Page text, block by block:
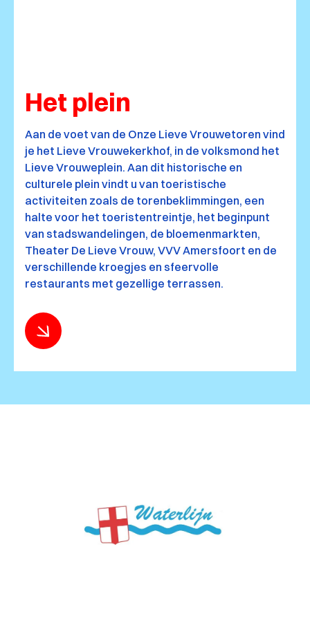
Het plein
Aan de voet van de Onze Lieve Vrouwetoren vind
je het Lieve Vrouwekerkhof, in de volksmond het
Lieve Vrouweplein. Aan dit historische en
culturele plein vindt u van toeristische
activiteiten zoals de torenbeklimmingen, een
halte voor het toeristentreintje, het beginpunt
van stadswandelingen, de bloemenmarkten,
Theater De Lieve Vrouw, VVV Amersfoort en de
verschillende kroegjes en sfeervolle
restaurants met gezellige terrassen.